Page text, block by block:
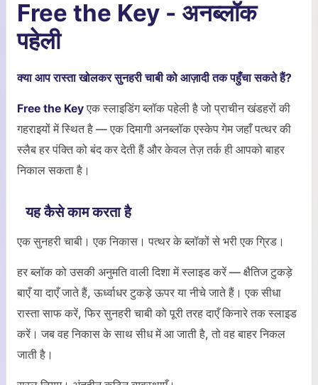
Free the Key - अनब्लॉक
पहेली
क्या आप रास्ता खोलकर सुनहरी चाबी को आज़ादी तक पहुँचा सकते हैं?
Free the Keyएक स्लाइडिंग ब्लॉक पहेली है जो प्राचीन खंडहरों की
गहराइयों में स्थित है — एक दिमागी अनब्लॉक एस्केप गेम जहाँ पत्थर की
स्लैब हर पंक्ति को बंद कर देती हैं और केवल तेज़ तर्क ही आपको बाहर
निकाल सकता है।
यह कैसे काम करता है
एक सुनहरी चाबी। एक निकास। पत्थर के ब्लॉकों से भरी एक ग्रिड।
हर ब्लॉक को उसकी अनुमति वाली दिशा में स्लाइड करें — क्षैतिज टुकड़े
बाएँ या दाएँ जाते हैं, ऊर्ध्वाधर टुकड़े ऊपर या नीचे जाते हैं। एक सीधा
रास्ता साफ करें, फिर सुनहरी चाबी को पूरी तरह दाएँ किनारे तक स्लाइड
करें। जब वह निकास के साथ सीध में आ जाती है, तो वह बाहर निकल
जाती है।